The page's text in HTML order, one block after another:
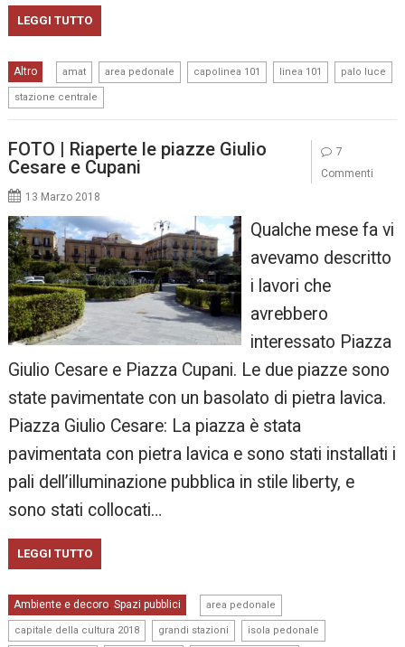
LEGGI TUTTO
Altro amat area pedonale capolinea 101 linea 101 palo luce
stazione centrale
FOTO | Riaperte le piazze Giulio
Cesare e Cupani
13 Marzo 2018
Qualche mese fa vi
avevamo descritto
i lavori che
avrebbero
interessato Piazza
Giulio Cesare e Piazza Cupani. Le due piazze sono
state pavimentate con un basolato di pietra lavica.
Piazza Giulio Cesare: La piazza è stata
pavimentata con pietra lavica e sono stati installati i
pali dell’illuminazione pubblica in stile liberty, e
sono stati collocati…
LEGGI TUTTO
Ambiente e decoro,Spazi pubblici area pedonale
capitale della cultura 2018 grandi stazioni isola pedonale
7
Commenti